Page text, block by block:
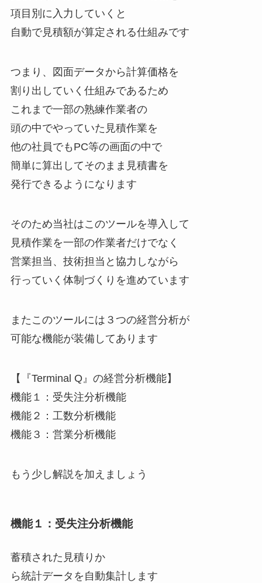
項目別に入力していくと
自動で見積額が算定される仕組みです
つまり、図面データから計算価格を
割り出していく仕組みであるため
これまで一部の熟練作業者の
頭の中でやっていた見積作業を
他の社員でもPC等の画面の中で
簡単に算出してそのまま見積書を
発行できるようになります
そのため当社はこのツールを導入して
見積作業を一部の作業者だけでなく
営業担当、技術担当と協力しながら
行っていく体制づくりを進めています
またこのツールには３つの経営分析が
可能な機能が装備してあります
【『Terminal Q』の経営分析機能】
機能１：受失注分析機能
機能２：工数分析機能
機能３：営業分析機能
もう少し解説を加えましょう
機能１：受失注分析機能
蓄積された見積りか
ら統計データを自動集計します